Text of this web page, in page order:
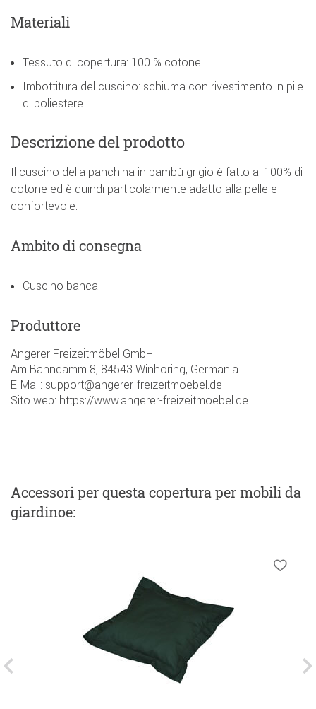
Materiali
Tessuto di copertura: 100 % cotone
Imbottitura del cuscino: schiuma con rivestimento in pile
di poliestere
Descrizione del prodotto
Il cuscino della panchina in bambù grigio è fatto al 100% di
cotone ed è quindi particolarmente adatto alla pelle e
confortevole.
Ambito di consegna
Cuscino banca
Produttore
Angerer Freizeitmöbel GmbH
Am Bahndamm 8, 84543 Winhöring, Germania
E-Mail: support@angerer-freizeitmoebel.de
Sito web: https://www.angerer-freizeitmoebel.de
Accessoriper questa copertura per mobili da
giardinoe: